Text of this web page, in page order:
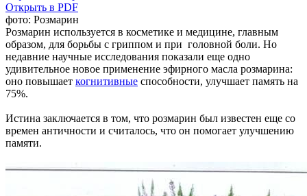
Открыть в PDF
фото: Розмарин
Розмарин используется в косметике и медицине, главным
образом, для борьбы с гриппом и при головной боли. Но
недавние научные исследования показали еще одно
удивительное новое применение эфирного масла розмарина:
оно повышает когнитивные способности, улучшает память на
75%.
Истина заключается в том, что розмарин был известен еще со
времен античности и считалось, что он помогает улучшению
памяти.